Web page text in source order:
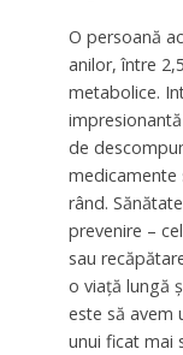
O persoană
anilor, între
metabolice.
de
medicamente
rând.
prevenire –
sau
o viaţă lungă
este să avem
unui ficat mai